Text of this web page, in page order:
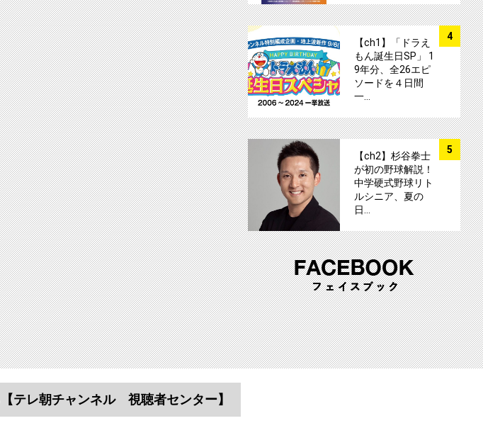
4
【ch1】「ドラえ
もん誕生日SP」 1
9年分、全26エピ
ソードを４日間
一…
5
【ch2】杉谷拳士
が初の野球解説！
中学硬式野球リト
ルシニア、夏の
日…
【テレ朝チャンネル 視聴者センター】